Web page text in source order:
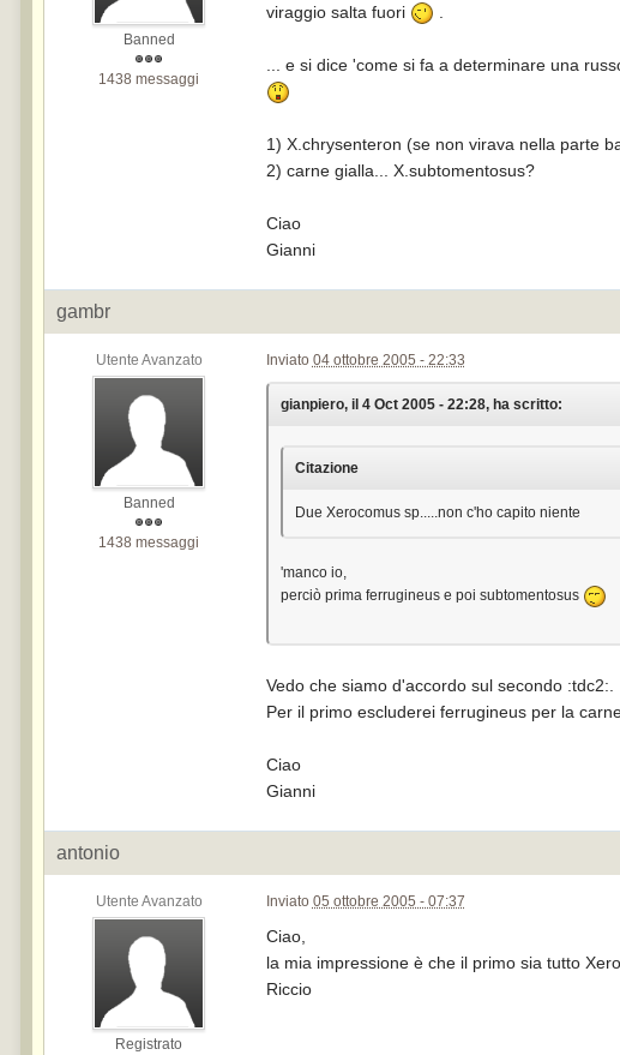
Banned
1438 messaggi
viraggio salta fuori
... e si dice 'come si fa a determinare una
1) X.chrysenteron (se non virava nella parte
2) carne gialla... X.subtomentosus?
Ciao
Gianni
gambr
Utente Avanzato
Banned
1438 messaggi
Inviato 04 ottobre 2005 - 22:33
gianpiero, il 4 Oct 2005 - 22:28, ha scritto:
Citazione
Due Xerocomus sp.....non c'ho capito niente
'manco io,
perciò prima ferrugineus e poi subtomentosus
Vedo che siamo d'accordo sul secondo :tdc2:.
Per il primo escluderei ferrugineus per la
Ciao
Gianni
antonio
Utente Avanzato
Registrato
Inviato 05 ottobre 2005 - 07:37
Ciao,
la mia impressione è che il primo sia tutto
Riccio